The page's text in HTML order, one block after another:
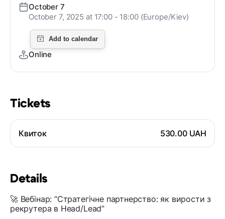
Tickets
Квиток 530.00 UAH
Details
🚀 Вебінар: “Стратегічне партнерство: як вирости з
рекрутера в Head/Lead”
October 7
October 7, 2025 at 17:00 - 18:00 (Europe/Kiev)
Online